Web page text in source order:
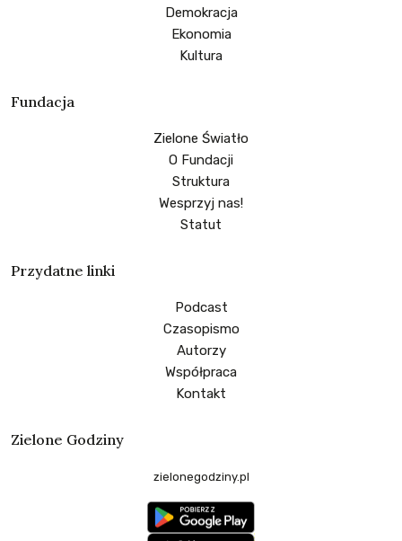
Demokracja
Ekonomia
Kultura
Fundacja
Zielone Światło
O Fundacji
Struktura
Wesprzyj nas!
Statut
Przydatne linki
Podcast
Czasopismo
Autorzy
Współpraca
Kontakt
Zielone Godziny
zielonegodziny.pl